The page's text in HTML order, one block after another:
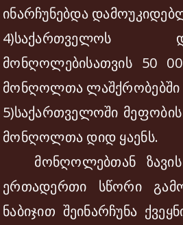
ინარჩუნებდა
4)საქართველოს
მონღოლებისათვის 50
მონღოლთა ლაშქრობებში
5)საქართველოში
მონღოლთა დიდ ყაენს.
მონღოლებთან ზავის
ერთადერთი სწორი
ნაბიჯით შეინარჩუნა